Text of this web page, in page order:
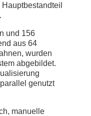
und 156
aus 64
wurden
abgebildet.
genutzt
manuelle